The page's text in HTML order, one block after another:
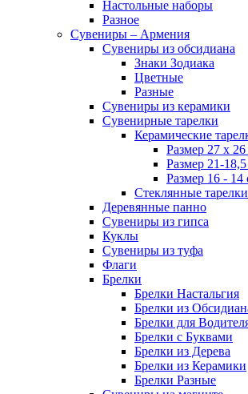
Настольные наборы
Разное
Сувениры – Армения
Сувениры из обсидиана
Знаки Зодиака
Цветные
Разные
Сувениры из керамики
Сувенирные тарелки
Керамические
Размер 27 х
Размер 21-
Размер 16 - 14
Стеклянные тарелки
Деревянные панно
Сувениры из гипса
Куклы
Сувениры из туфа
Флаги
Брелки
Брелки Настальгия
Брелки из
Брелки для
Брелки с Буквами
Брелки из Дерева
Брелки из Керамики
Брелки Разные